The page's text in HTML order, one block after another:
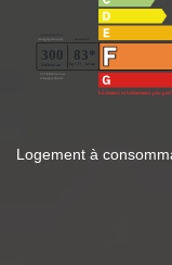
Logement à